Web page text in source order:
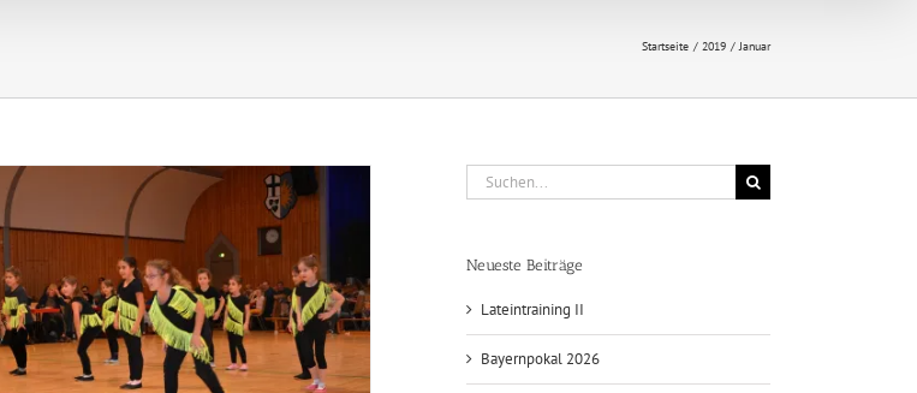
Startseite 2019 Januar
Suche
nach:
Neueste Beiträge
Lateintraining II
Bayernpokal 2026